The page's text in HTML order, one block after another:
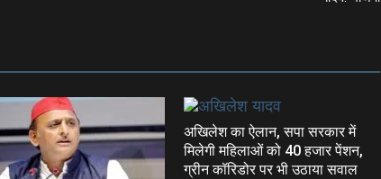
अखिलेश का ऐलान, सपा सरकार में
मिलेगी महिलाओं को 40 हजार पेंशन,
ग्रीन कॉरिडोर पर भी उठाया सवाल